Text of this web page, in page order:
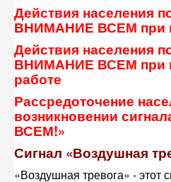
Действия населения
ВНИМАНИЕ ВСЕМ при
Действия населения
ВНИМАНИЕ ВСЕМ при
работе
Рассредоточение
возникновении
ВСЕМ!»
Сигнал «Воздушная
«Воздушная тревога» - этот